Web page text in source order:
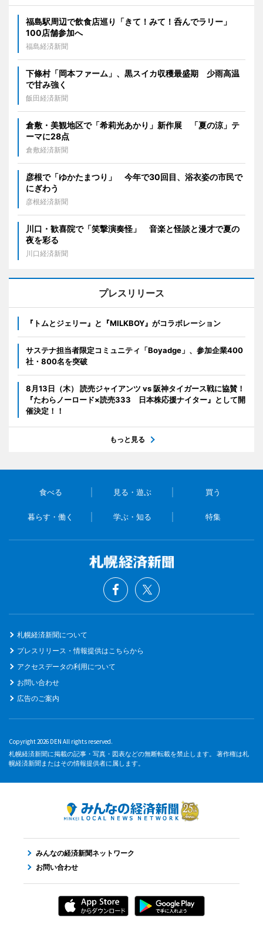
福島駅周辺で飲食店巡り「きて！みて！呑んでラリー」
100店舗参加へ
福島経済新聞
下條村「岡本ファーム」、黒スイカ収穫最盛期 少雨高温
で甘み強く
飯田経済新聞
倉敷・美観地区で「希莉光あかり」新作展 「夏の涼」テ
ーマに28点
倉敷経済新聞
彦根で「ゆかたまつり」 今年で30回目、浴衣姿の市民で
にぎわう
彦根経済新聞
川口・歓喜院で「笑撃演奏怪」 音楽と怪談と漫才で夏の
夜を彩る
川口経済新聞
プレスリリース
『トムとジェリー』と『MILKBOY』がコラボレーション
サステナ担当者限定コミュニティ「Boyadge」、参加企業400
社・800名を突破
8月13日（木） 読売ジャイアンツ vs 阪神タイガース戦に協賛！
『たわらノーロード×読売333 日本株応援ナイター』として開
催決定！！
もっと見る
食べる 見る・遊ぶ 買う
暮らす・働く 学ぶ・知る 特集
札幌経済新聞について
プレスリリース・情報提供はこちらから
アクセスデータの利用について
お問い合わせ
広告のご案内
Copyright 2026 DEN All rights reserved.
札幌経済新聞に掲載の記事・写真・図表などの無断転載を禁止します。 著作権は札
幌経済新聞またはその情報提供者に属します。
みんなの経済新聞ネットワーク
お問い合わせ